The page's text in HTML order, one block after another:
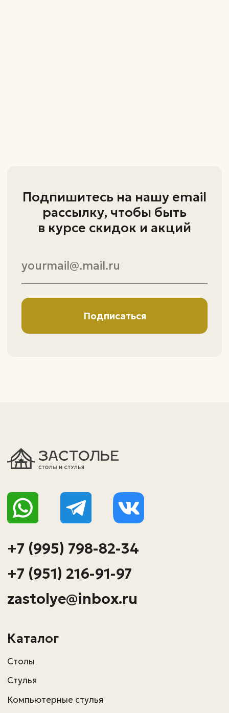
политика конфиденциальности
ИП Ивонина Марина Владимировна
ОГРНИП - 324180000053531
ИНН - 183113049976
426000 Удмуртская Республика,